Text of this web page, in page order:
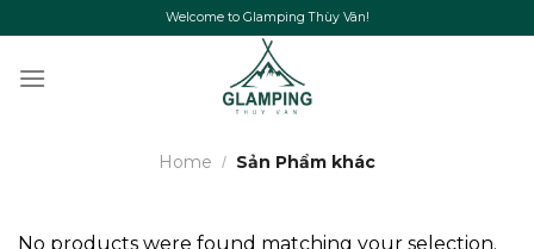
to
content
Welcome to Glamping Thùy Vân!
Home / Sản Phẩm khác
No products were found matching your selection.